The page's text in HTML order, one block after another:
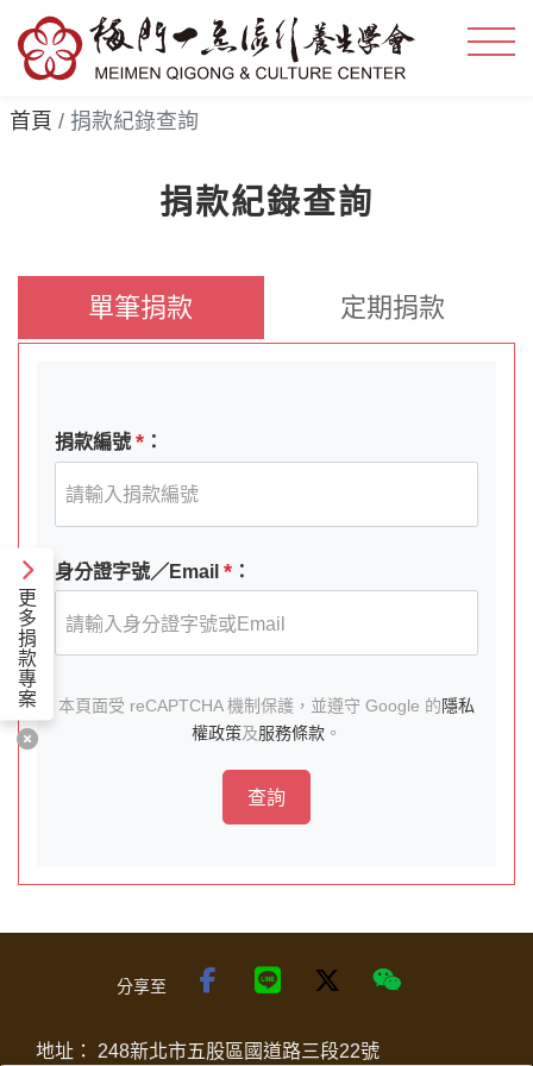
首頁 捐款紀錄查詢
捐款紀錄查詢
單筆捐款 定期捐款
捐款編號* ：
身分證字號／Email * ：
本頁面受 reCAPTCHA 機制保護，並遵守 Google 的隱私
權政策及服務條款 。
查詢
分享至
地址： 248新北市五股區國道路三段22號
更
多
捐
款
專
案